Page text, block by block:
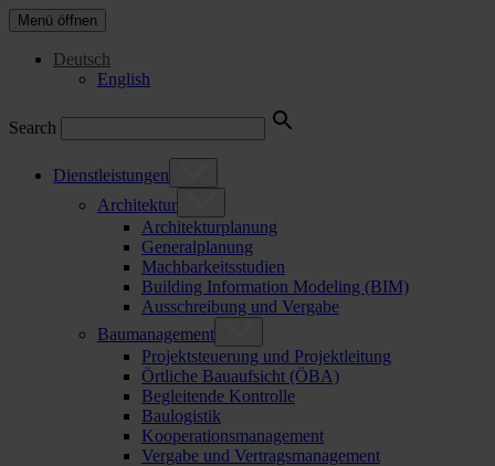
Menü öffnen
Deutsch
English
Search
Dienstleistungen
Architektur
Architekturplanung
Generalplanung
Machbarkeitsstudien
Building Information Modeling (BIM)
Ausschreibung und Vergabe
Baumanagement
Projektsteuerung und Projektleitung
Örtliche Bauaufsicht (ÖBA)
Begleitende Kontrolle
Baulogistik
Kooperationsmanagement
Vergabe und Vertragsmanagement